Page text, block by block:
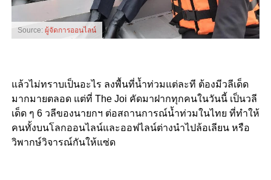
Source: ผู้จัดการออนไลน์
แล้วไม่ทราบเป็นอะไร ลงพื้นที่น้ำท่วมแต่ละที ต้องมีวลีเด็ด
มากมายตลอด แต่ที่ The Joi คัดมาฝากทุกคนในวันนี้ เป็นวลี
เด็ด ๆ 6 วลีของนายกฯ ต่อสถานการณ์น้ำท่วมในไทย ที่ทำให้
คนทั้งบนโลกออนไลน์และออฟไลน์ต่างนำไปล้อเลียน หรือ
วิพากษ์วิจารณ์กันให้แซ่ด